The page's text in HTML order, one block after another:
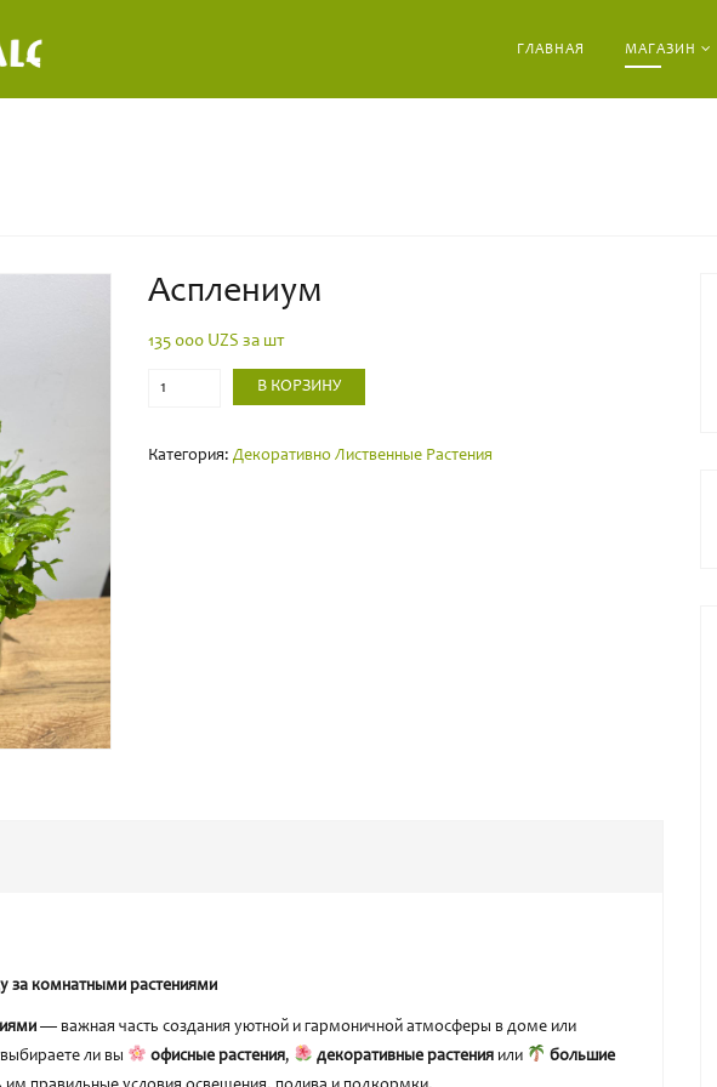
ГЛАВНАЯ МАГАЗИН
Асплениум
135 000 UZS за шт
Кол-
В КОРЗИНУ
Категория: Декоративно Лиственные Растения
за комнатными растениями
— важная часть создания уютной и гармоничной атмосферы в доме или
ли вы
офисные растения, декоративные растенияили
большие